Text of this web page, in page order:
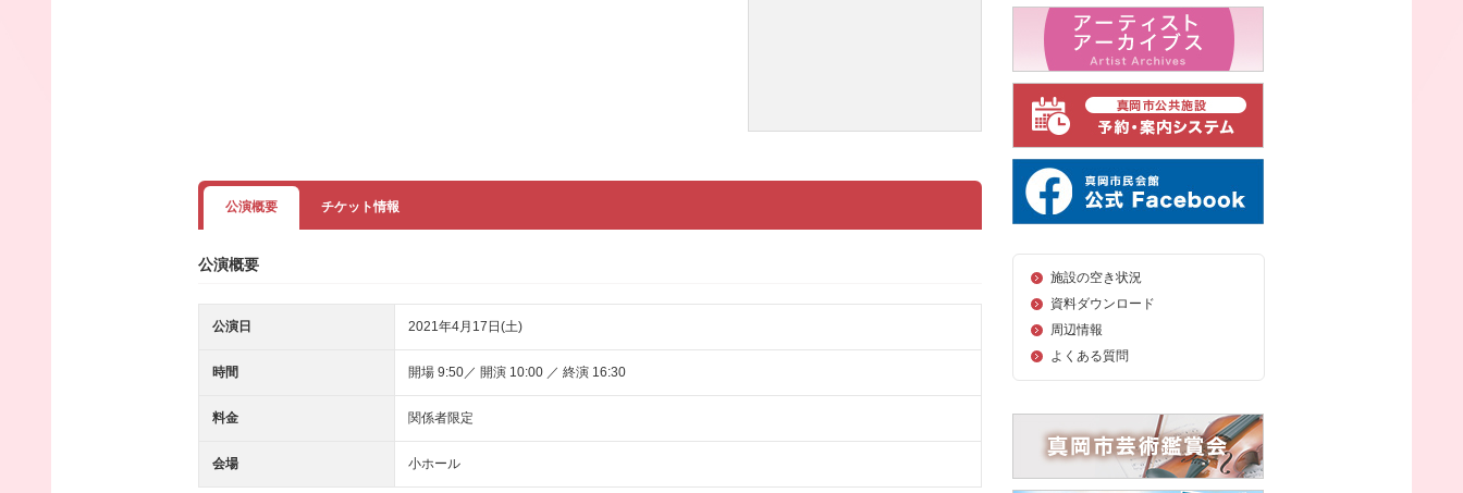
公演概要 チケット情報
公演概要
公演日 2021年4月17日(土)
時間 開場 9:50／ 開演 10:00 ／ 終演 16:30
料金 関係者限定
会場 小ホール
施設の空き状況
資料ダウンロード
周辺情報
よくある質問